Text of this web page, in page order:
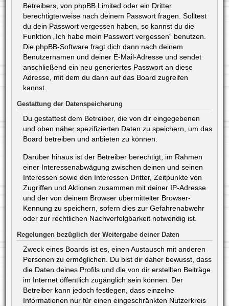
Betreibers, von phpBB Limited oder ein Dritter
berechtigterweise nach deinem Passwort fragen. Solltest
du dein Passwort vergessen haben, so kannst du die
Funktion „Ich habe mein Passwort vergessen“ benutzen.
Die phpBB-Software fragt dich dann nach deinem
Benutzernamen und deiner E-Mail-Adresse und sendet
anschließend ein neu generiertes Passwort an diese
Adresse, mit dem du dann auf das Board zugreifen
kannst.
Gestattung der Datenspeicherung
Du gestattest dem Betreiber, die von dir eingegebenen
und oben näher spezifizierten Daten zu speichern, um das
Board betreiben und anbieten zu können.
Darüber hinaus ist der Betreiber berechtigt, im Rahmen
einer Interessenabwägung zwischen deinen und seinen
Interessen sowie den Interessen Dritter, Zeitpunkte von
Zugriffen und Aktionen zusammen mit deiner IP-Adresse
und der von deinem Browser übermittelter Browser-
Kennung zu speichern, sofern dies zur Gefahrenabwehr
oder zur rechtlichen Nachverfolgbarkeit notwendig ist.
Regelungen bezüglich der Weitergabe deiner Daten
Zweck eines Boards ist es, einen Austausch mit anderen
Personen zu ermöglichen. Du bist dir daher bewusst, dass
die Daten deines Profils und die von dir erstellten Beiträge
im Internet öffentlich zugänglich sein können. Der
Betreiber kann jedoch festlegen, dass einzelne
Informationen nur für einen eingeschränkten Nutzerkreis